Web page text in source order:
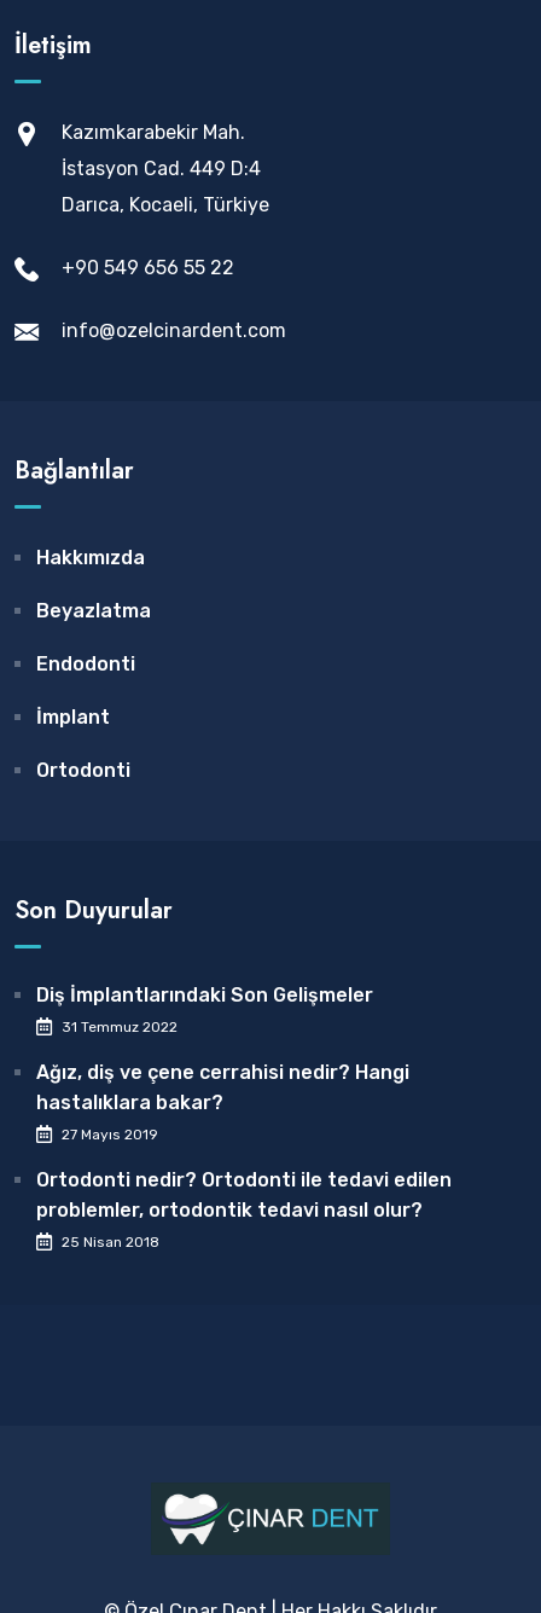
İletişim
Kazımkarabekir Mah.
İstasyon Cad. 449 D:4
Darıca, Kocaeli, Türkiye
+90 549 656 55 22
info@ozelcinardent.com
Bağlantılar
Hakkımızda
Beyazlatma
Endodonti
İmplant
Ortodonti
Son Duyurular
Diş İmplantlarındaki Son Gelişmeler
31 Temmuz 2022
Ağız, diş ve çene cerrahisi nedir? Hangi
hastalıklara bakar?
27 Mayıs 2019
Ortodonti nedir? Ortodonti ile tedavi edilen
problemler, ortodontik tedavi nasıl olur?
25 Nisan 2018